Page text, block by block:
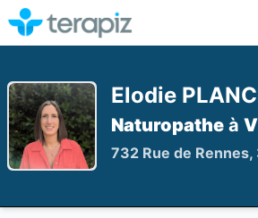
Elodie
Naturopathe à
732 Rue de